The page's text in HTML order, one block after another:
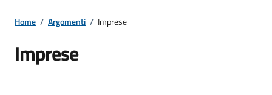
Home / Argomenti / Imprese
Imprese